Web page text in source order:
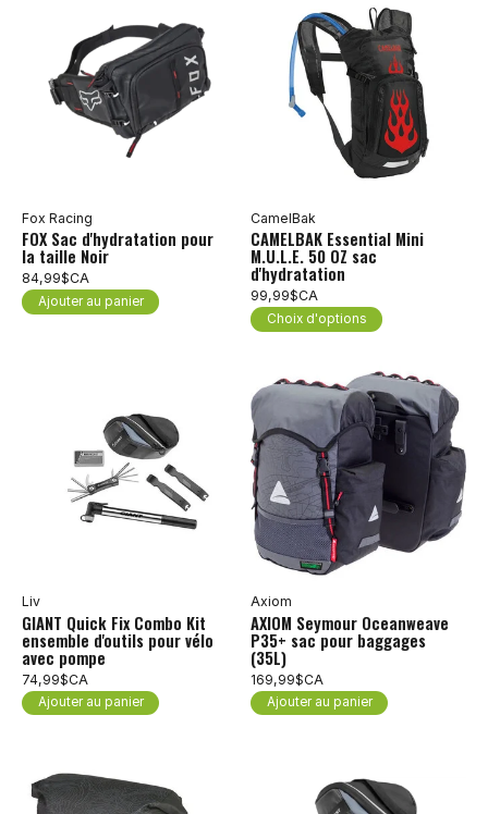
Fox Racing
FOX Sac d'hydratation pour
la taille Noir
84,99$CA
Ajouter au panier
CamelBak
CAMELBAK Essential Mini
M.U.L.E. 50 OZ sac
d'hydratation
99,99$CA
Choix d'options
Liv
GIANT Quick Fix Combo Kit
ensemble d'outils pour vélo
avec pompe
74,99$CA
Ajouter au panier
Axiom
AXIOM Seymour Oceanweave
P35+ sac pour baggages
(35L)
169,99$CA
Ajouter au panier